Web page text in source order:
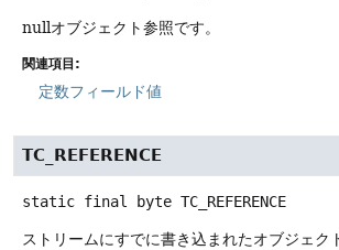
nullオブジェクト参照です。
関連項目:
定数フィールド値
TC_REFERENCE
static final byte TC_REFERENCE
ストリームにすでに書き込まれたオブジェク